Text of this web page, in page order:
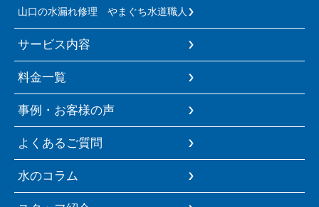
山口の水漏れ修理 やまぐち水道職人
サービス内容
料金一覧
事例・お客様の声
よくあるご質問
水のコラム